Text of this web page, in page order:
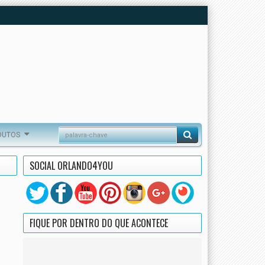
SOCIAL ORLANDO4YOU
FIQUE POR DENTRO DO QUE ACONTECE